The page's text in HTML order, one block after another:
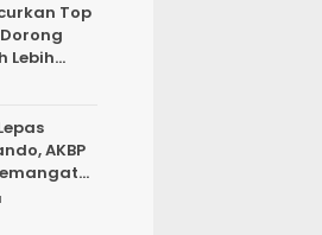
Top
Lebih
AKBP